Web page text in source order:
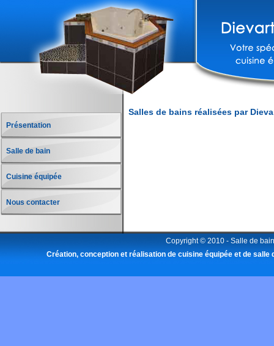
Présentation
Salle de bain
Cuisine équipée
Nous contacter
Salles de bains réalisées par
Copyright © 2010 -Salle de
Création, conception et réalisation de cuisine équipée et de